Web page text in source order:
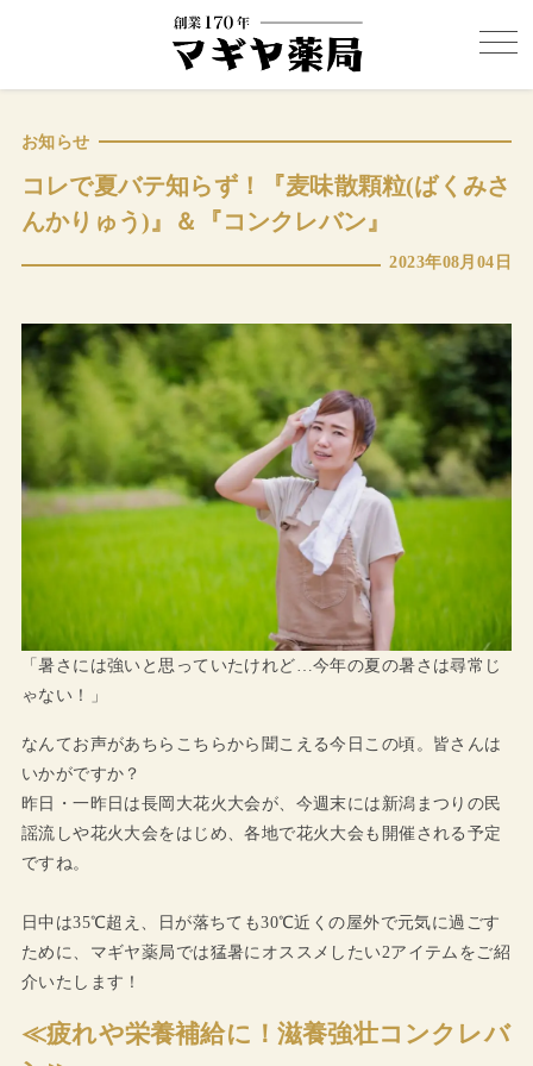
コレで夏バテ知らず！『麦味散顆粒(ばくみさ
んかりゅう)』＆『コンクレバン』
お知らせ
2023年08月04日
「暑さには強いと思っていたけれど…今年の夏の暑さは尋常じ
ゃない！」
なんてお声があちらこちらから聞こえる今日この頃。皆さんは
いかがですか？
昨日・一昨日は長岡大花火大会が、今週末には新潟まつりの民
謡流しや花火大会をはじめ、各地で花火大会も開催される予定
ですね。
日中は35℃超え、日が落ちても30℃近くの屋外で元気に過ごす
ために、マギヤ薬局では猛暑にオススメしたい2アイテムをご紹
介いたします！
≪疲れや栄養補給に！滋養強壮コンクレバ